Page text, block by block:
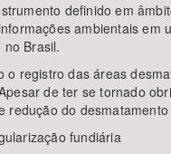
definido em
ambientais em
Brasil.
o registro das áreas
de ter se tornado
redução do
fundiária